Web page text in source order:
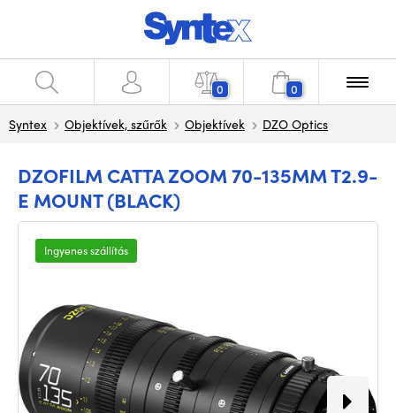
0 0
Syntex Objektívek, szűrők Objektívek DZO Optics
DZOFILM CATTA ZOOM 70-135MM T2.9-
E MOUNT (BLACK)
Ingyenes szállítás